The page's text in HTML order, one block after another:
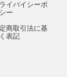
イバイシーポ
ー
商取引法に基
表記